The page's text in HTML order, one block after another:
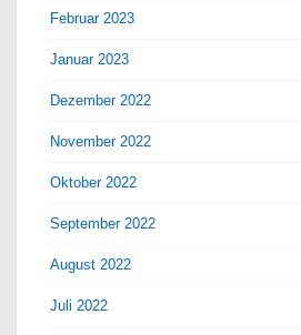
Februar 2023
Januar 2023
Dezember 2022
November 2022
Oktober 2022
September 2022
August 2022
Juli 2022